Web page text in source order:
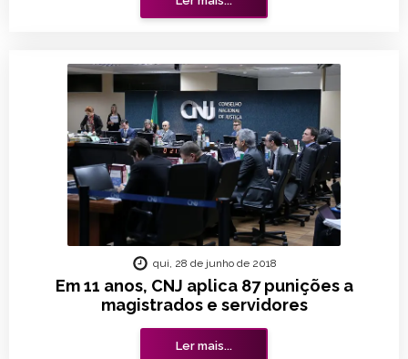
Em 11 anos, CNJ aplica 87 punições a
magistrados e servidores
qui, 28 de junho de 2018
Ler mais...